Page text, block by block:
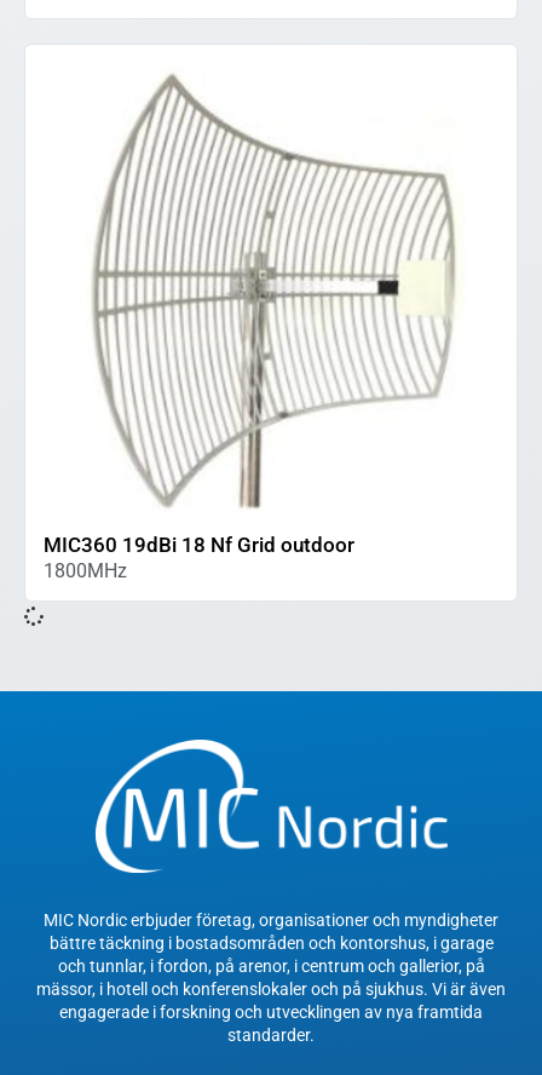
MIC360 19dBi 18 Nf Grid outdoor
1800MHz
MIC Nordic erbjuder företag, organisationer och myndigheter
bättre täckning i bostadsområden och kontorshus, i garage
och tunnlar, i fordon, på arenor, i centrum och gallerior, på
mässor, i hotell och konferenslokaler och på sjukhus. Vi är även
engagerade i forskning och utvecklingen av nya framtida
standarder.